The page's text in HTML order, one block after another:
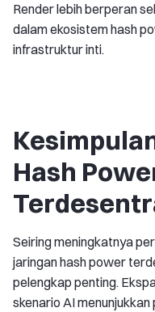
Render lebih berperan
dalam ekosistem hash
infrastruktur inti.
Hash
Seiring meningkatnya
jaringan hash power
pelengkap penting.
skenario AI